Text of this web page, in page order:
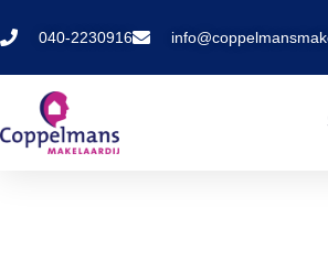
040-2230916